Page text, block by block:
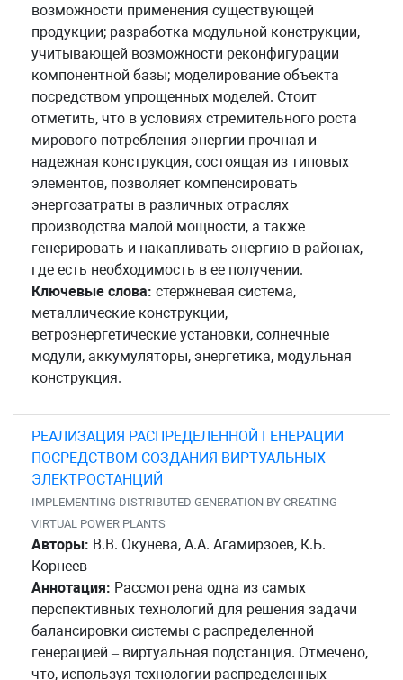
возможности применения существующей
продукции; разработка модульной конструкции,
учитывающей возможности реконфигурации
компонентной базы; моделирование объекта
посредством упрощенных моделей. Стоит
отметить, что в условиях стремительного роста
мирового потребления энергии прочная и
надежная конструкция, состоящая из типовых
элементов, позволяет компенсировать
энергозатраты в различных отраслях
производства малой мощности, а также
генерировать и накапливать энергию в районах,
где есть необходимость в ее получении.
Ключевые слова: стержневая система,
металлические конструкции,
ветроэнергетические установки, солнечные
модули, аккумуляторы, энергетика, модульная
конструкция.
РЕАЛИЗАЦИЯ РАСПРЕДЕЛЕННОЙ ГЕНЕРАЦИИ
ПОСРЕДСТВОМ СОЗДАНИЯ ВИРТУАЛЬНЫХ
ЭЛЕКТРОСТАНЦИЙ
IMPLEMENTING DISTRIBUTED GENERATION BY CREATING
VIRTUAL POWER PLANTS
Авторы: В.В. Окунева, А.А. Агамирзоев, К.Б.
Корнеев
Аннотация: Рассмотрена одна из самых
перспективных технологий для решения задачи
балансировки системы с распределенной
генерацией – виртуальная подстанция. Отмечено,
что, используя технологии распределенных